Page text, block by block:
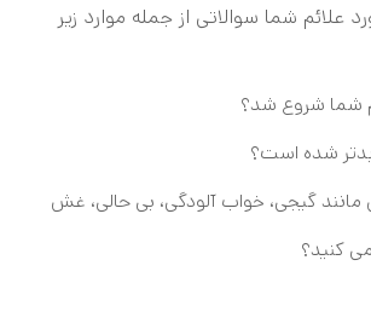
علائم شما سوالاتی از جمله موارد زیر
شما شروع شد؟
بدتر شده است؟
مانند گیجی، خواب آلودگی، بی حالی، غش
می کنید؟